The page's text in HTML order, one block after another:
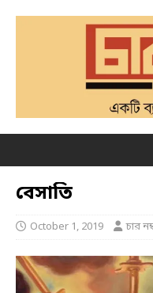
বেসাতি
October 1, 2019 চার